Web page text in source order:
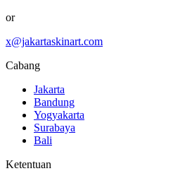
or
x@jakartaskinart.com
Cabang
Jakarta
Bandung
Yogyakarta
Surabaya
Bali
Ketentuan